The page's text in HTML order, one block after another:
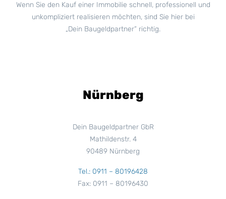
Wenn Sie den Kauf einer Immobilie schnell, professionell und
unkompliziert realisieren möchten, sind Sie hier bei
„Dein Baugeldpartner“ richtig.
Nürnberg
Dein Baugeldpartner GbR
Mathildenstr. 4
90489 Nürnberg
Tel.: 0911 – 80196428
Fax: 0911 – 80196430